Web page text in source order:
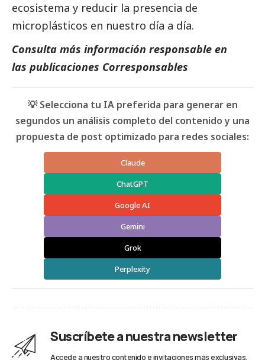
ecosistema y reducir la presencia de
microplásticos en nuestro día a día.
Consulta más información responsable en
las publicaciones Corresponsables
💡 Selecciona tu IA preferida para generar en
segundos un análisis completo del contenido y una
propuesta de post optimizado para redes sociales:
Claude
ChatGPT
Google AI
Gemini
Grok
Perplexity
Suscríbete a nuestra newsletter
Accede a nuestro contenido e invitaciones más exclusivas.